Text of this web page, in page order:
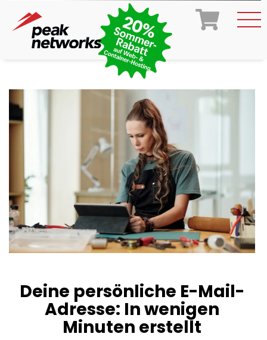
Deine persönliche E-Mail-
Adresse: In wenigen
Minuten erstellt